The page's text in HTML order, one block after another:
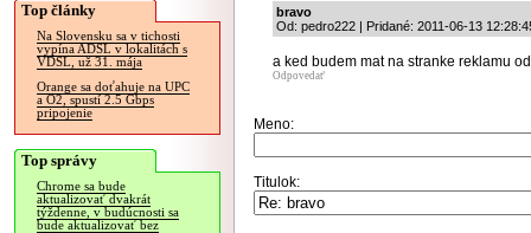
Top články
Na Slovensku sa v tichosti
vypína ADSL v lokalitách s
VDSL, už 31. mája
Orange sa doťahuje na UPC
a O2, spustí 2.5 Gbps
pripojenie
Top správy
Chrome sa bude
aktualizovať dvakrát
týždenne, v budúcnosti sa
bude aktualizovať bez
bravo
Od: pedro222 | Pridané: 2011-06-13
a ked budem mat na stranke reklamu
Odpovedať
Meno:
Titulok: